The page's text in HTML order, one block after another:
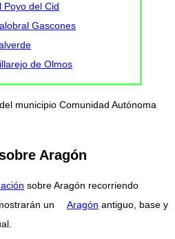
Poyo del Cid
Gascones
de Olmos
municipio Comunidad Autónoma
Aragón
sobre Aragón recorriendo
un Aragón antiguo, base y